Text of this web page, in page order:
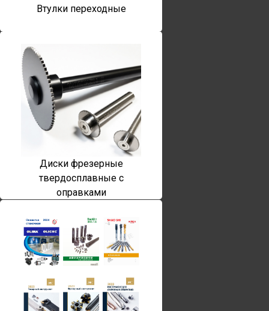
Втулки переходные
Диски фрезерные
твердосплавные с
оправками